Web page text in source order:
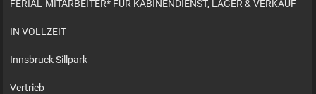
FERIAL-MITARBEITER* FÜR KABINENDIENST, LAGER & VERKAUF
IN VOLLZEIT
Innsbruck Sillpark
Vertrieb